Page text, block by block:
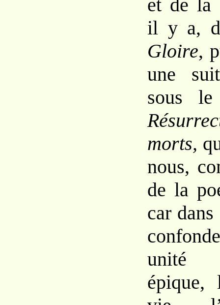
et de la
il y a,
Gloire,
une
sous
morts,
nous,
de la
car dans
unité
épique,